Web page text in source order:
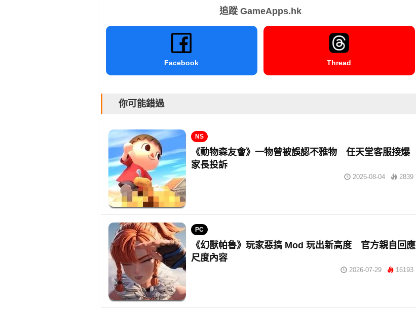
追蹤 GameApps.hk
Facebook Thread
你可能錯過
NS
《動物森友會》一物曾被誤認不雅物 任天堂客服接爆
家長投訴
2026-08-04 2839
PC
《幻獸帕魯》玩家惡搞 Mod 玩出新高度 官方親自回應
尺度內容
2026-07-29 16193